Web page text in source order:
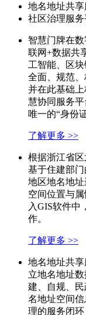
地名地址共享
社区治理服务
智慧门牌在
联网+数据共
工智能、区
全面、规范、
并在此基础
慧协同服务
唯一的“身份证
了解更多 >>
根据浙江省
基于住建部
地区地名地
空间位置与
入GIS软件中
作。
了解更多 >>
地名地址共
立地名地址
建、自规、
名地址空间
理的服务闭